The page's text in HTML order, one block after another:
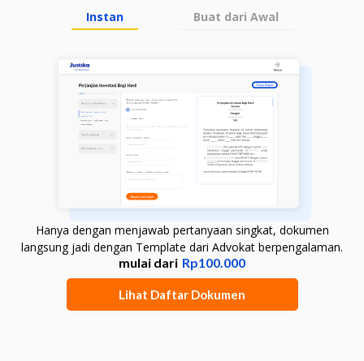
Instan Buat dari Awal
Hanya dengan menjawab pertanyaan singkat, dokumen
langsung jadi dengan Template dari Advokat berpengalaman.
mulai dari Rp100.000
Lihat Daftar Dokumen